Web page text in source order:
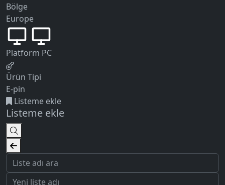
Bölge
Europe
Platform PC
Ürün Tipi
E-pin
Listeme ekle
Listeme ekle